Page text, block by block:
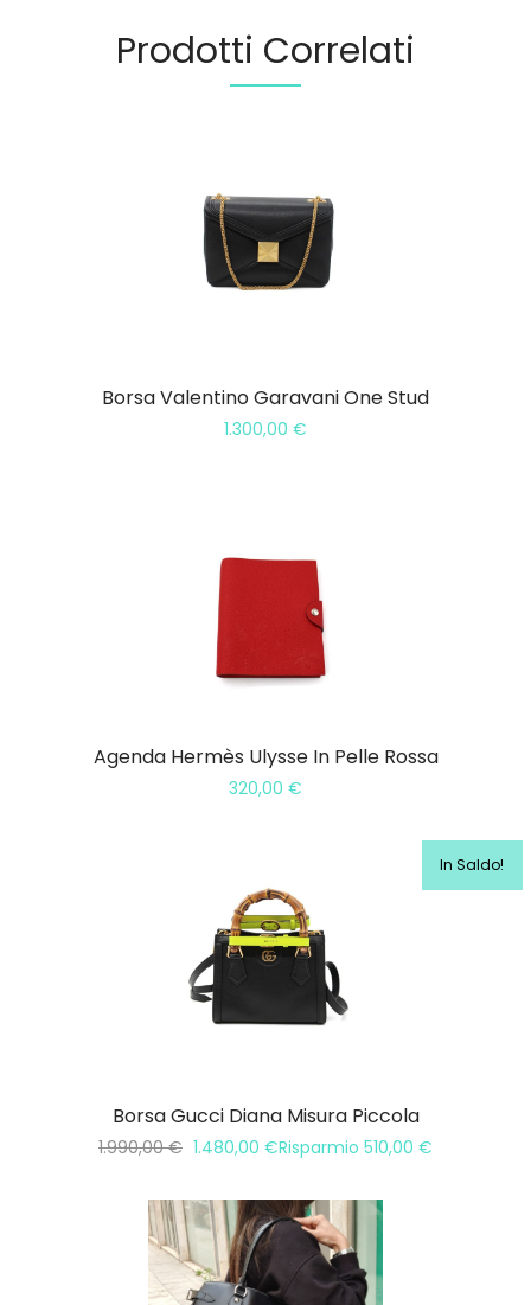
Prodotti Correlati
Borsa Valentino Garavani One Stud
1.300,00 €
Agenda Hermès Ulysse In Pelle Rossa
320,00 €
In Saldo!
Borsa Gucci Diana Misura Piccola
1.990,00€ 1.480,00 €Risparmio 510,00 €